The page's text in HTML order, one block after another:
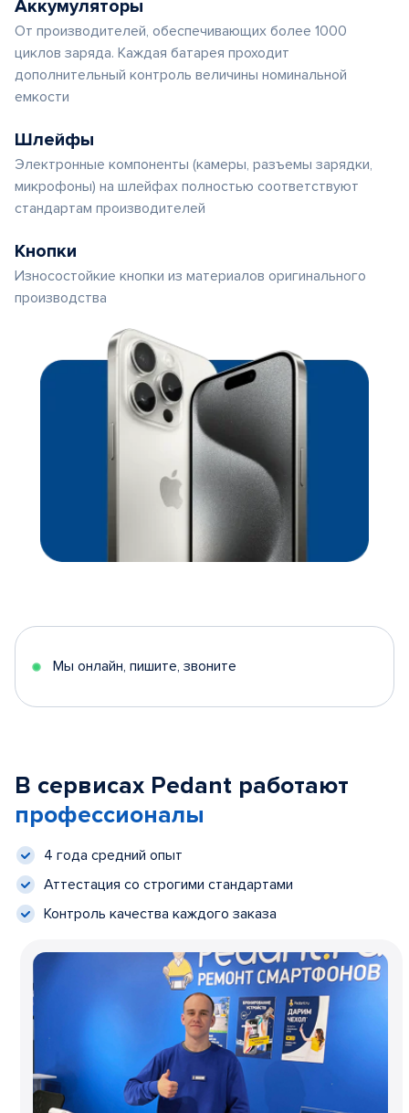
Аккумуляторы
От производителей, обеспечивающих более 1000
циклов заряда. Каждая батарея проходит
дополнительный контроль величины номинальной
емкости
Шлейфы
Электронные компоненты (камеры, разъемы зарядки,
микрофоны) на шлейфах полностью соответствуют
стандартам производителей
Кнопки
Износостойкие кнопки из материалов оригинального
производства
Мы онлайн, пишите, звоните
В сервисах Pedant работают
профессионалы
4 года средний опыт
Аттестация со строгими стандартами
Контроль качества каждого заказа